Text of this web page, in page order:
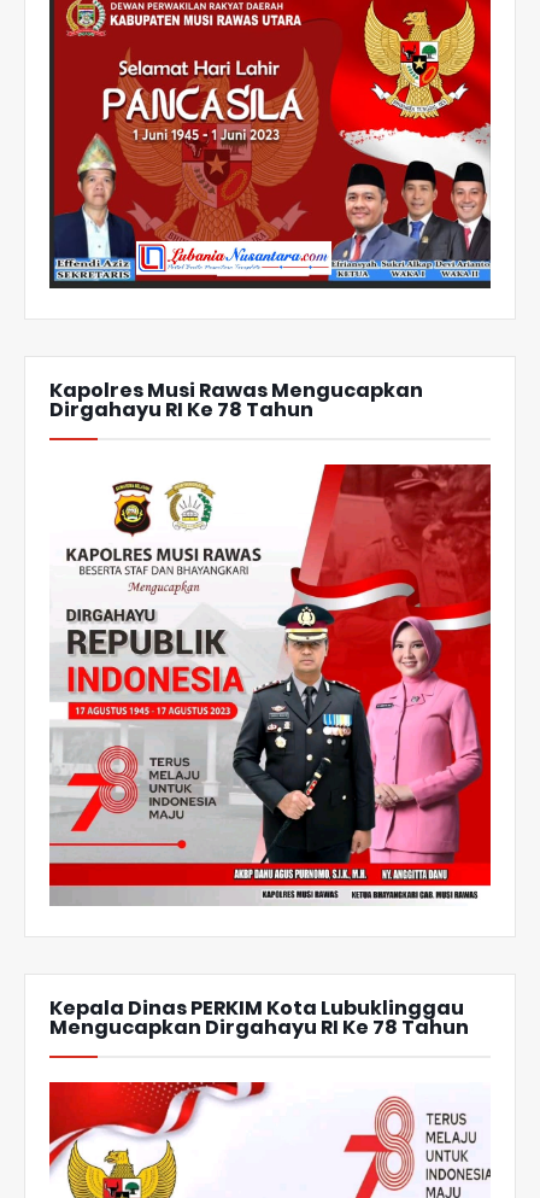
Kapolres Musi Rawas Mengucapkan
Dirgahayu RI Ke 78 Tahun
Kepala Dinas PERKIM Kota Lubuklinggau
Mengucapkan Dirgahayu RI Ke 78 Tahun